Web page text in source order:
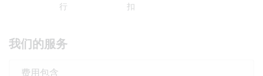
行 扣
我们的服务
费用包含